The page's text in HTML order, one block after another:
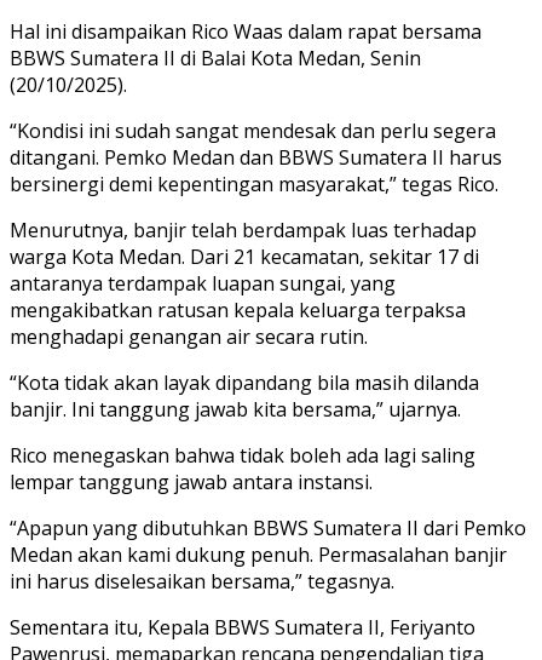
Hal ini disampaikan Rico Waas dalam rapat bersama
BBWS Sumatera II di Balai Kota Medan, Senin
(20/10/2025).
“Kondisi ini sudah sangat mendesak dan perlu segera
ditangani. Pemko Medan dan BBWS Sumatera II harus
bersinergi demi kepentingan masyarakat,” tegas Rico.
Menurutnya, banjir telah berdampak luas terhadap
warga Kota Medan. Dari 21 kecamatan, sekitar 17 di
antaranya terdampak luapan sungai, yang
mengakibatkan ratusan kepala keluarga terpaksa
menghadapi genangan air secara rutin.
“Kota tidak akan layak dipandang bila masih dilanda
banjir. Ini tanggung jawab kita bersama,” ujarnya.
Rico menegaskan bahwa tidak boleh ada lagi saling
lempar tanggung jawab antara instansi.
“Apapun yang dibutuhkan BBWS Sumatera II dari Pemko
Medan akan kami dukung penuh. Permasalahan banjir
ini harus diselesaikan bersama,” tegasnya.
Sementara itu, Kepala BBWS Sumatera II, Feriyanto
Pawenrusi, memaparkan rencana pengendalian tiga